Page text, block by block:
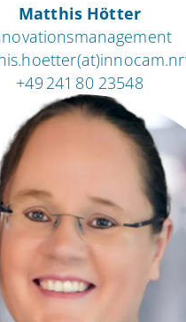
Matthis Hötter
+49 241 80 23548